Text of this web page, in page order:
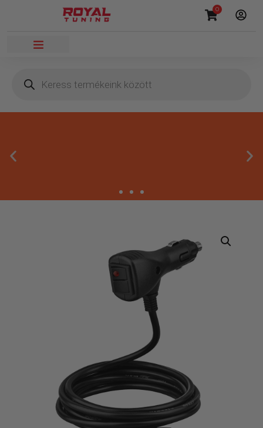
0
Kínálatunkban kizárólag olyan termékek
szerepelnek, amelyekben mi is bízunk.